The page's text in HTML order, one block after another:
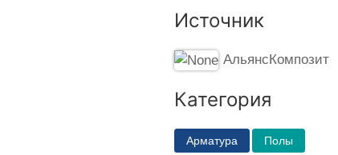
Источник
АльянсКомпозит
Категория
Арматура Полы